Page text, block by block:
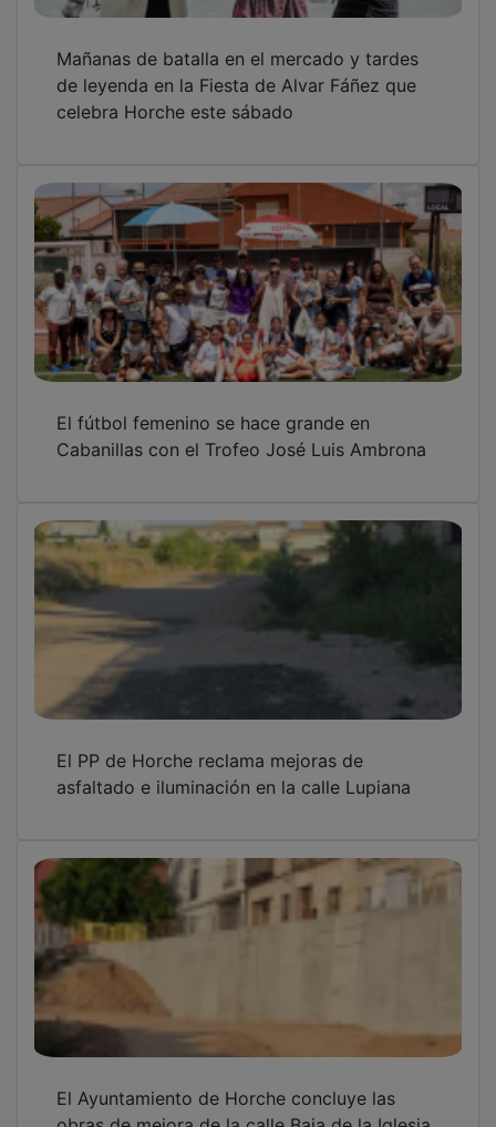
El PP de Horche reclama mejoras de
asfaltado e iluminación en la calle Lupiana
El Ayuntamiento de Horche concluye las
obras de mejora de la calle Baja de la Iglesia
y la construcción de un muro de contención
en la Calle de los Herreñales
Horche celebra el sábado el nuevo 'Día de
Álvar Fáñez de Minaya' y una gran recreación